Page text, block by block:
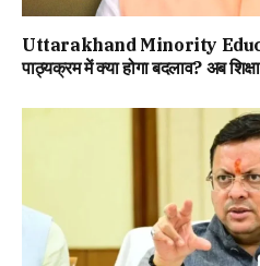
Uttarakhand Minority
पाठ्यक्रम में क्या होगा बदलाव? अब